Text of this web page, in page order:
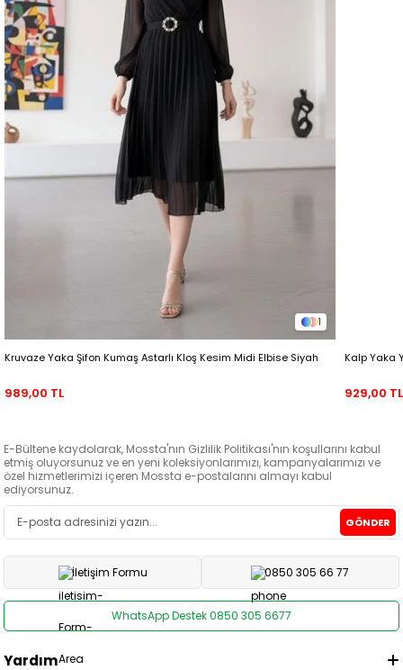
1
Kruvaze Yaka Şifon Kumaş Astarlı Kloş Kesim Midi Elbise Siyah
989,00 TL
Kalp Yaka
929,00 TL
E-Bültene kaydolarak, Mossta'nın Gizlilik Politikası'nın koşullarını kabul
etmiş oluyorsunuz ve en yeni koleksiyonlarımızı, kampanyalarımızı ve
özel hizmetlerimizi içeren Mossta e-postalarını almayı kabul
ediyorsunuz.
GÖNDER
İletişim Formu 0850 305 66 77
WhatsApp Destek 0850 305 6677
Yardım